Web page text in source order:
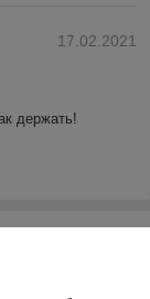
17.02.2021
держать!